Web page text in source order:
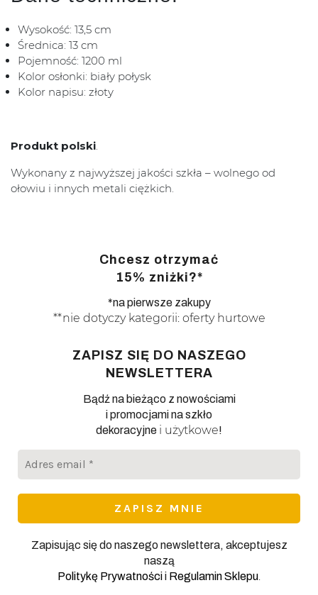
Wysokość: 13,5 cm
Średnica: 13 cm
Pojemność: 1200 ml
Kolor osłonki: biały połysk
Kolor napisu: złoty
Produkt polski.
Wykonany z najwyższej jakości szkła – wolnego od
ołowiu i innych metali ciężkich.
Chcesz otrzymać
15% zniżki?*
*na pierwsze zakupy
**nie dotyczy kategorii: oferty hurtowe
ZAPISZ SIĘ DO NASZEGO
NEWSLETTERA
Bądź na bieżąco z nowościami
i promocjami na szkło
dekoracyjne i użytkowe!
Zapisując się do naszego newslettera, akceptujesz
naszą
Politykę Prywatnościi Regulamin Sklepu